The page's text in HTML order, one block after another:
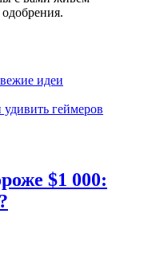
идеи
геймеров
$1 000: